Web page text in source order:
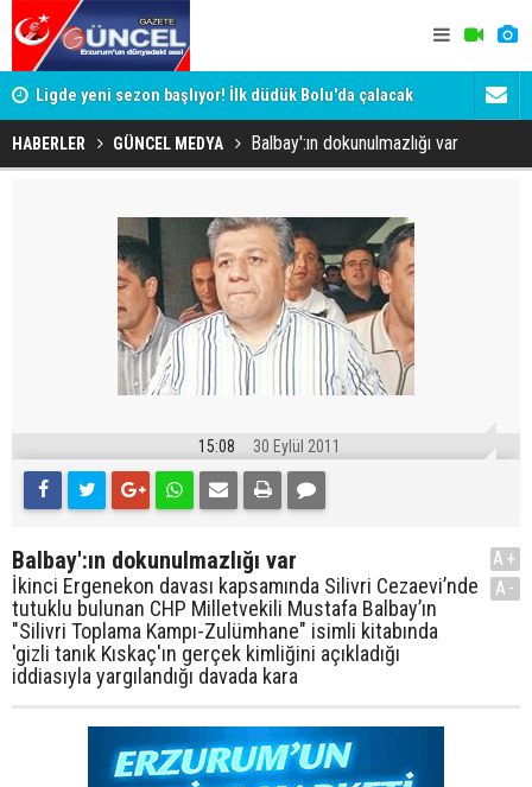
Ligde yeni sezon başlıyor! İlk düdük Bolu'da çalacak Eski Vali
Valisini
HABERLER GÜNCEL MEDYA Balbay':ın dokunulmazlığı var
15:08 30 Eylül 2011
Balbay':ın dokunulmazlığı var
İkinci Ergenekon davası kapsamında Silivri Cezaevi’nde
tutuklu bulunan CHP Milletvekili Mustafa Balbay’ın
"Silivri Toplama Kampı-Zulümhane" isimli kitabında
'gizli tanık Kıskaç'ın gerçek kimliğini açıkladığı
iddiasıyla yargılandığı davada kara
A+
A-